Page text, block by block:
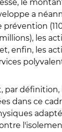
le
a
les
enfin, les
dans ce